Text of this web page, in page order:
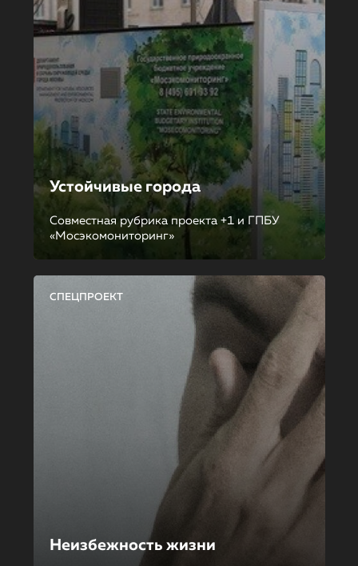
Устойчивые города
Совместная рубрика проекта +1 и ГПБУ
«Мосэкомониторинг»
СПЕЦПРОЕКТ
Неизбежность жизни